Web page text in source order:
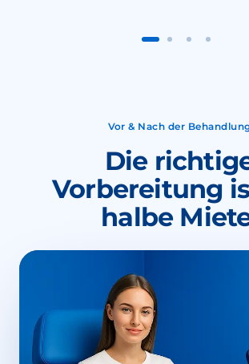
Vor & Nach der
Die
Vorbereitung
halbe